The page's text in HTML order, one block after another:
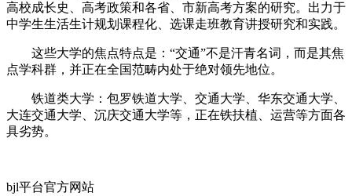
高校成长史、高考政策和各省、市新高考方案的研究。出力于
中学生生活生计规划课程化、选课走班教育讲授研究和实践。
这些大学的焦点特点是：“交通”不是汗青名词，而是其焦
点学科群，并正在全国范畴内处于绝对领先地位。
铁道类大学：包罗铁道大学、交通大学、华东交通大学、
大连交通大学、沉庆交通大学等，正在铁扶植、运营等方面各
具劣势。
bjl平台官方网站